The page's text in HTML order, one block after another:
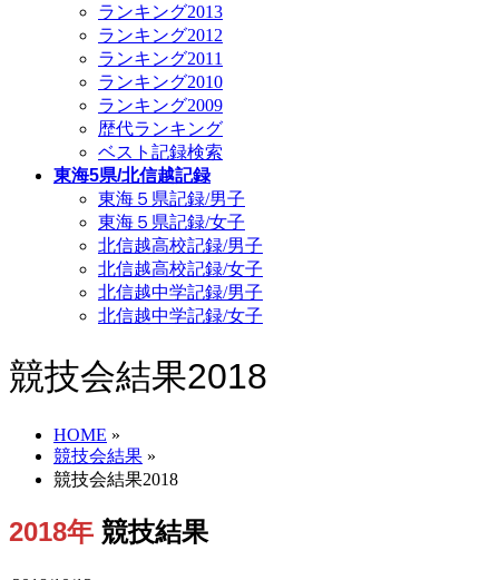
ランキング2013
ランキング2012
ランキング2011
ランキング2010
ランキング2009
歴代ランキング
ベスト記録検索
東海5県/北信越記録
東海５県記録/男子
東海５県記録/女子
北信越高校記録/男子
北信越高校記録/女子
北信越中学記録/男子
北信越中学記録/女子
競技会結果2018
HOME »
競技会結果 »
競技会結果2018
2018年 競技結果